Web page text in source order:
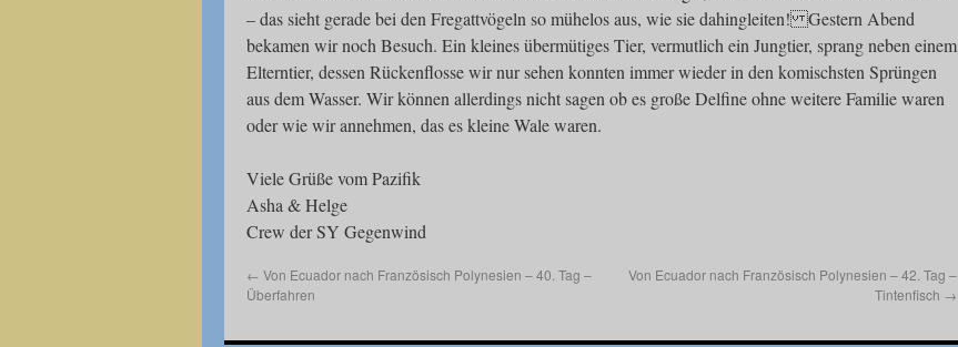
– das sieht gerade bei den Fregattvögeln so mühelos aus, wie sie dahingleiten! Gestern Abend
bekamen wir noch Besuch. Ein kleines übermütiges Tier, vermutlich ein Jungtier, sprang neben einem
Elterntier, dessen Rückenflosse wir nur sehen konnten immer wieder in den komischsten Sprüngen
aus dem Wasser. Wir können allerdings nicht sagen ob es große Delfine ohne weitere Familie waren
oder wie wir annehmen, das es kleine Wale waren.
Viele Grüße vom Pazifik
Asha & Helge
Crew der SY Gegenwind
← Von Ecuador nach Französisch Polynesien – 40. Tag –
Überfahren
Von Ecuador nach Französisch Polynesien – 42. Tag –
Tintenfisch →